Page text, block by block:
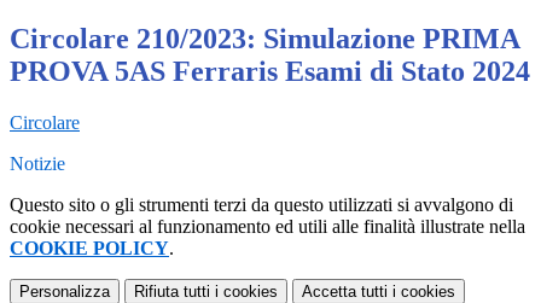
Circolare 210/2023: Simulazione PRIMA
PROVA 5AS Ferraris Esami di Stato 2024
Circolare
Notizie
Questo sito o gli strumenti terzi da questo utilizzati si avvalgono di
cookie necessari al funzionamento ed utili alle finalità illustrate nella
COOKIE POLICY.
Personalizza Rifiuta tutti i cookies Accetta tutti i cookies